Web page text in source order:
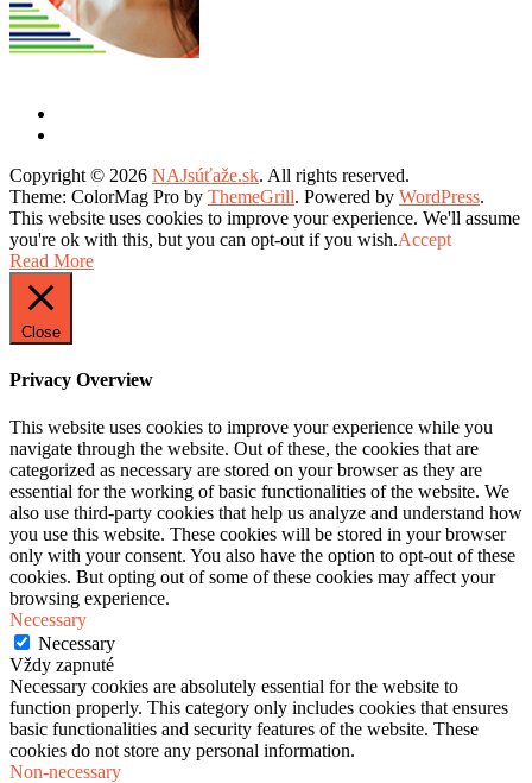
Copyright © 2026 NAJsúťaže.sk. All rights reserved.
Theme: ColorMag Pro by ThemeGrill. Powered by WordPress.
This website uses cookies to improve your experience. We'll assume
you're ok with this, but you can opt-out if you wish.Accept
Read More
Close
Privacy Overview
This website uses cookies to improve your experience while you
navigate through the website. Out of these, the cookies that are
categorized as necessary are stored on your browser as they are
essential for the working of basic functionalities of the website. We
also use third-party cookies that help us analyze and understand how
you use this website. These cookies will be stored in your browser
only with your consent. You also have the option to opt-out of these
cookies. But opting out of some of these cookies may affect your
browsing experience.
Necessary
Necessary
Vždy zapnuté
Necessary cookies are absolutely essential for the website to
function properly. This category only includes cookies that ensures
basic functionalities and security features of the website. These
cookies do not store any personal information.
Non-necessary